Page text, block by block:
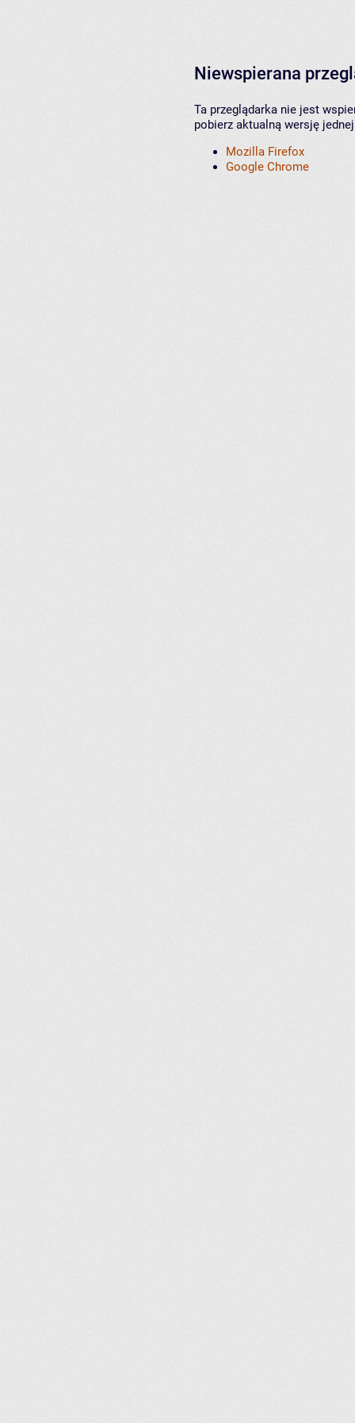
Niewspierana
Ta przeglądarka nie jest
pobierz aktualną wersję
Mozilla Firefox
Google Chrome